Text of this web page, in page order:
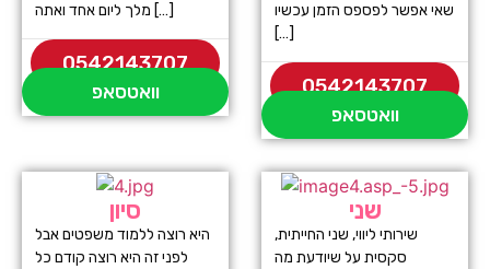
מלך ליום אחד ואתה […]
0542143707
וואטסאפ
שאי אפשר לפספס הזמן עכשיו
[…]
0542143707
וואטסאפ
סיון
היא רוצה ללמוד משפטים אבל
לפני זה היא רוצה קודם כל
שני
שירותי ליווי, שני החייתית,
סקסית על שיודעת מה